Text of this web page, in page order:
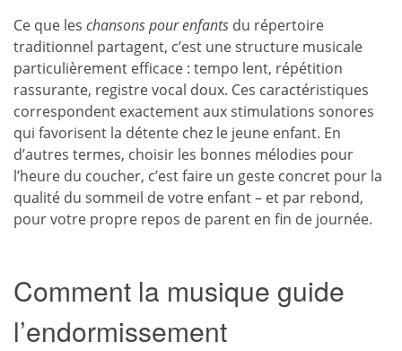
Ce que les chansons pour enfants du répertoire
traditionnel partagent, c’est une structure musicale
particulièrement efficace : tempo lent, répétition
rassurante, registre vocal doux. Ces caractéristiques
correspondent exactement aux stimulations sonores
qui favorisent la détente chez le jeune enfant. En
d’autres termes, choisir les bonnes mélodies pour
l’heure du coucher, c’est faire un geste concret pour la
qualité du sommeil de votre enfant – et par rebond,
pour votre propre repos de parent en fin de journée.
Comment la musique guide
l’endormissement